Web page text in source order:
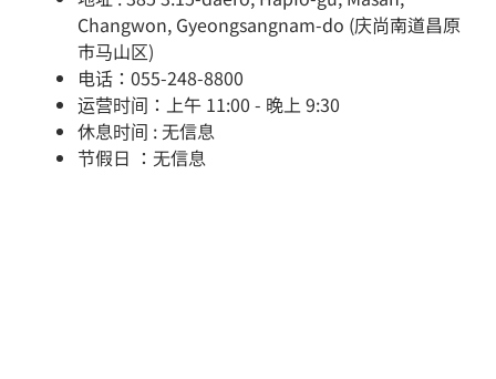
Changwon, Gyeongsangnam-do (庆尚南道昌原
市马山区)
电话：055-248-8800
运营时间：上午 11:00 - 晚上 9:30
休息时间 : 无信息
节假日 ：无信息